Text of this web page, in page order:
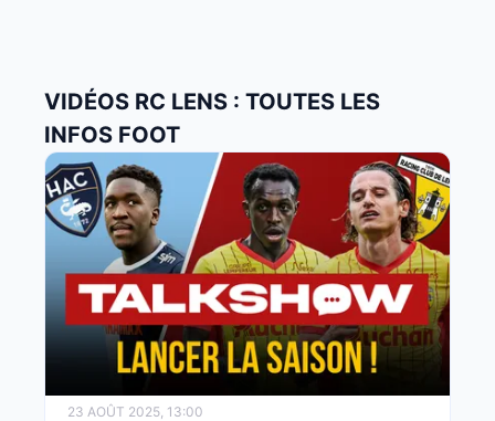
VIDÉOS RC LENS : TOUTES LES
INFOS FOOT
23 AOÛT 2025, 13:00